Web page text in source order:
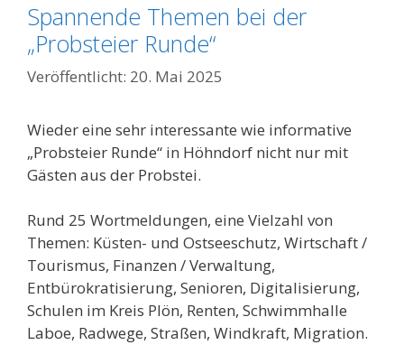
Spannende Themen bei der
„Probsteier Runde“
20. Mai 2025
Wieder eine sehr interessante wie informative
„Probsteier Runde“ in Höhndorf nicht nur mit
Gästen aus der Probstei.
Rund 25 Wortmeldungen, eine Vielzahl von
Themen: Küsten- und Ostseeschutz, Wirtschaft /
Tourismus, Finanzen / Verwaltung,
Entbürokratisierung, Senioren, Digitalisierung,
Schulen im Kreis Plön, Renten, Schwimmhalle
Laboe, Radwege, Straßen, Windkraft, Migration.